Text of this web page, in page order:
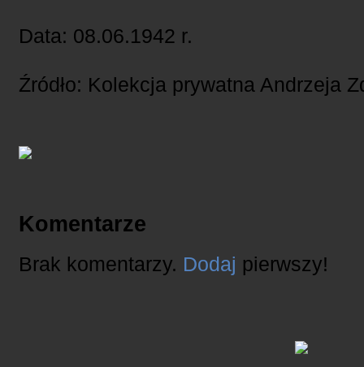
Data: 08.06.1942 r.
Źródło: Kolekcja prywatna Andrzeja
Komentarze
Brak komentarzy. Dodaj pierwszy!